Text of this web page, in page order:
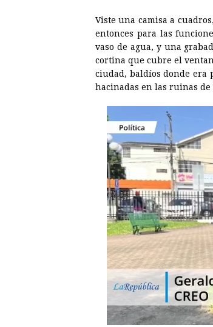
Viste una camisa a
entonces para las
vaso de agua, y una
cortina que cubre el
ciudad, baldíos donde era
hacinadas en las ruinas